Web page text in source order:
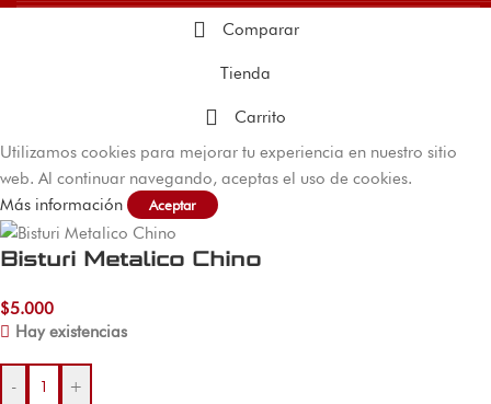
Comparar
Tienda
Carrito
Utilizamos cookies para mejorar tu experiencia en nuestro sitio
web. Al continuar navegando, aceptas el uso de cookies.
Más información
Aceptar
Bisturi Metalico Chino
$5.000
Hay existencias
- +